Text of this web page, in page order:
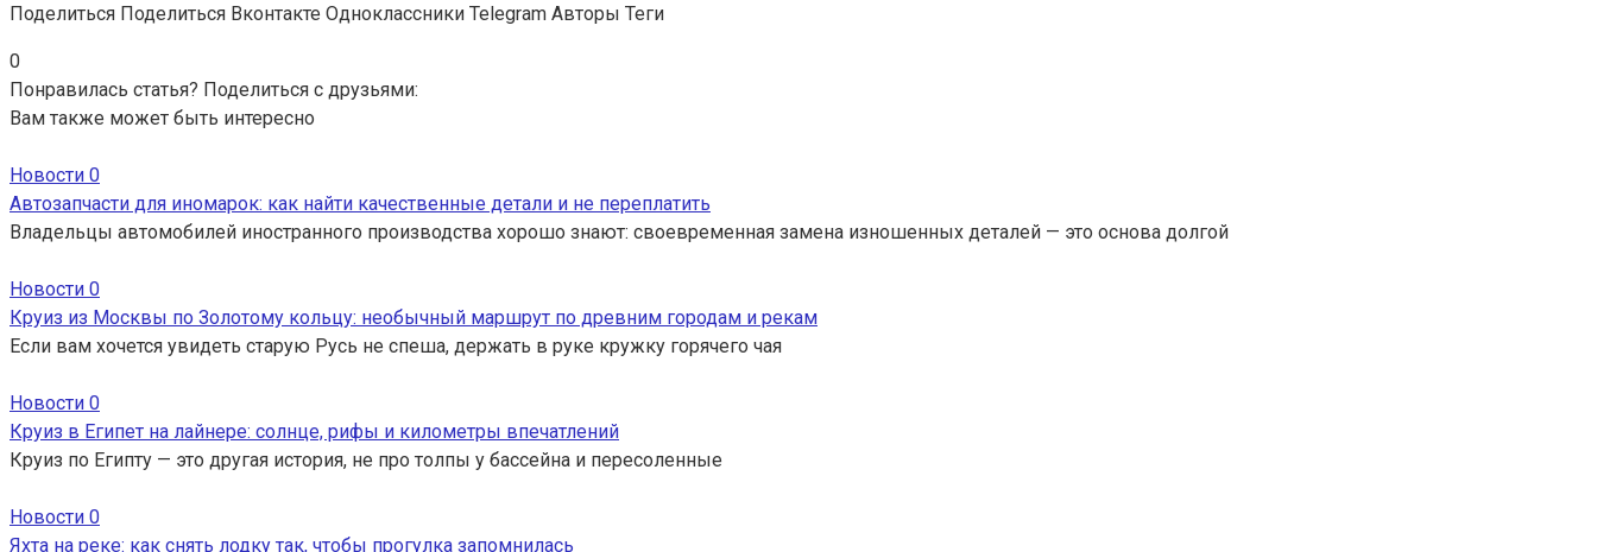
Поделиться Поделиться Вконтакте Одноклассники Telegram Авторы Теги
0
Понравилась статья? Поделиться с друзьями:
Вам также может быть интересно
Новости 0
Автозапчасти для иномарок: как найти качественные детали и не переплатить
Владельцы автомобилей иностранного производства хорошо знают: своевременная замена изношенных деталей — это основа долгой
Новости 0
Круиз из Москвы по Золотому кольцу: необычный маршрут по древним городам и рекам
Если вам хочется увидеть старую Русь не спеша, держать в руке кружку горячего чая
Новости 0
Круиз в Египет на лайнере: солнце, рифы и километры впечатлений
Круиз по Египту — это другая история, не про толпы у бассейна и пересоленные
Новости 0
Яхта на реке: как снять лодку так, чтобы прогулка запомнилась